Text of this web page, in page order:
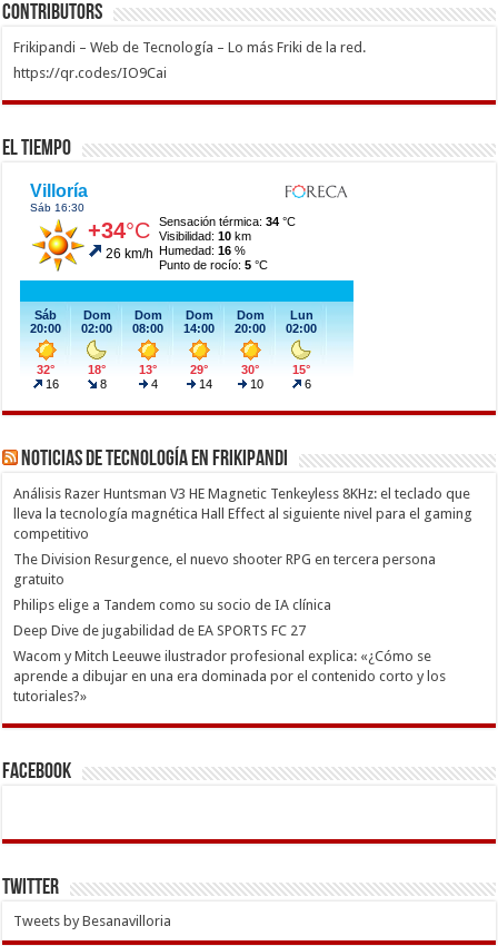
Contributors
Frikipandi – Web de Tecnología – Lo más Friki de la red.
https://qr.codes/IO9Cai
El Tiempo
Noticias de Tecnología en Frikipandi
Análisis Razer Huntsman V3 HE Magnetic Tenkeyless 8KHz: el teclado que
lleva la tecnología magnética Hall Effect al siguiente nivel para el gaming
competitivo
The Division Resurgence, el nuevo shooter RPG en tercera persona
gratuito
Philips elige a Tandem como su socio de IA clínica
Deep Dive de jugabilidad de EA SPORTS FC 27
Wacom y Mitch Leeuwe ilustrador profesional explica: «¿Cómo se
aprende a dibujar en una era dominada por el contenido corto y los
tutoriales?»
Facebook
Twitter
Tweets by Besanavilloria